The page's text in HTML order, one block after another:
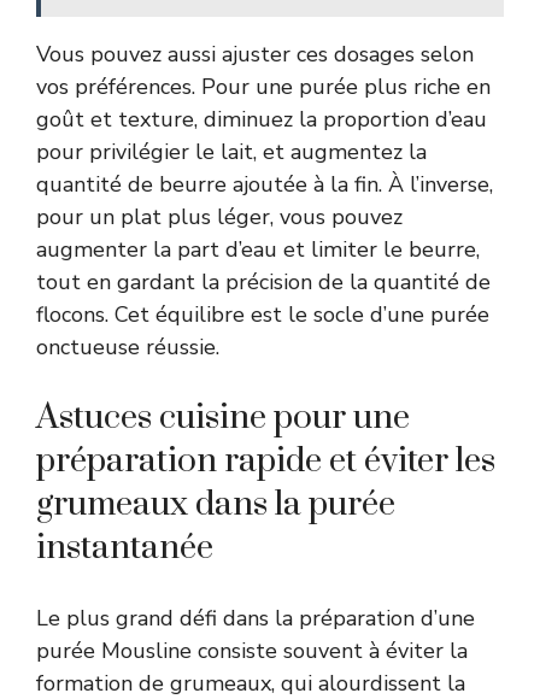
Vous pouvez aussi ajuster ces dosages selon
vos préférences. Pour une purée plus riche en
goût et texture, diminuez la proportion d’eau
pour privilégier le lait, et augmentez la
quantité de beurre ajoutée à la fin. À l’inverse,
pour un plat plus léger, vous pouvez
augmenter la part d’eau et limiter le beurre,
tout en gardant la précision de la quantité de
flocons. Cet équilibre est le socle d’une purée
onctueuse réussie.
Astuces cuisine pour une
préparation rapide et éviter les
grumeaux dans la purée
instantanée
Le plus grand défi dans la préparation d’une
purée Mousline consiste souvent à éviter la
formation de grumeaux, qui alourdissent la